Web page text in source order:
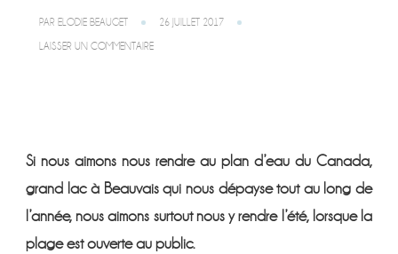
PAR ELODIE BEAUGET 26 JUILLET 2017
LAISSER UN COMMENTAIRESUR
D’EAU
DU
CANADA
Si nous aimons nous rendre au plan d’eau du Canada,
grand lac à Beauvais qui nous dépayse tout au long de
l’année, nous aimons surtout nous y rendre l’été, lorsque la
plage est ouverte au public.